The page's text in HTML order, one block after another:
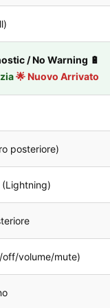
/ No Warning 🔋
🌟 Nuovo Arrivato
posteriore)
off/volume/mute)